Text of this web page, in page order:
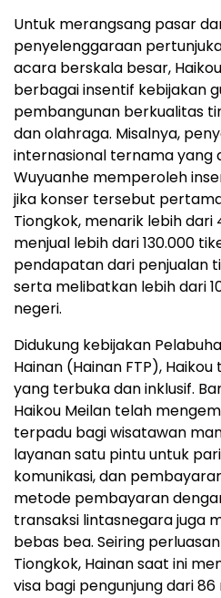
Untuk merangsang pasar
penyelenggaraan
acara berskala besar,
berbagai insentif kebijakan
pembangunan berkualitas
dan olahraga. Misalnya,
internasional ternama yang
Wuyuanhe memperoleh
jika konser tersebut
Tiongkok, menarik lebih dari
menjual lebih dari 130.000
pendapatan dari penjualan
serta melibatkan lebih dari
negeri.
Didukung kebijakan
Hainan (Hainan FTP),
yang terbuka dan inklusif.
Haikou Meilan telah
terpadu bagi wisatawan
layanan satu pintu untuk
komunikasi, dan
metode pembayaran
transaksi lintasnegara juga
bebas bea. Seiring
Tiongkok, Hainan saat ini
visa bagi pengunjung dari 86